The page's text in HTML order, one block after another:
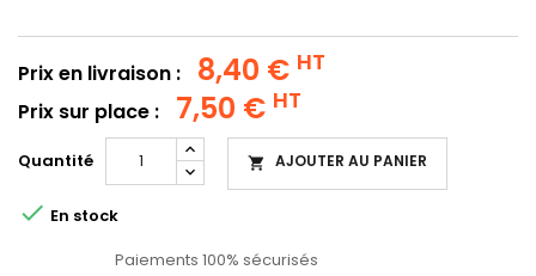
Prix en livraison : 8,40 € HT
Prix sur place : 7,50 € HT
Quantité  AJOUTER AU PANIER
 En stock
Paiements 100% sécurisés